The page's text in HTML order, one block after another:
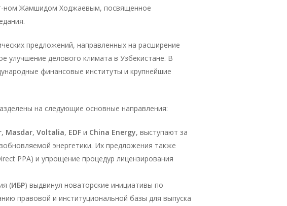
ном Жамшидом Ходжаевым, посвященное
предложений, направленных на расширение
улучшение делового климата в Узбекистане. В
финансовые институты и крупнейшие
на следующие основные направления:
, Masdar, Voltalia, EDF и China Energy, выступают за
энергетики. Их предложения также
PPA) и упрощение процедур лицензирования
(ИБР) выдвинул новаторские инициативы по
правовой и институциональной базы для выпуска